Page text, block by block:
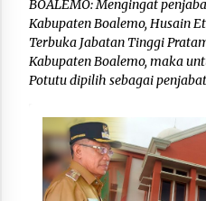
BOALEMO: Mengingat
Kabupaten Boalemo, Husain
Terbuka Jabatan Tinggi
Kabupaten Boalemo, maka
Potutu dipilih sebagai